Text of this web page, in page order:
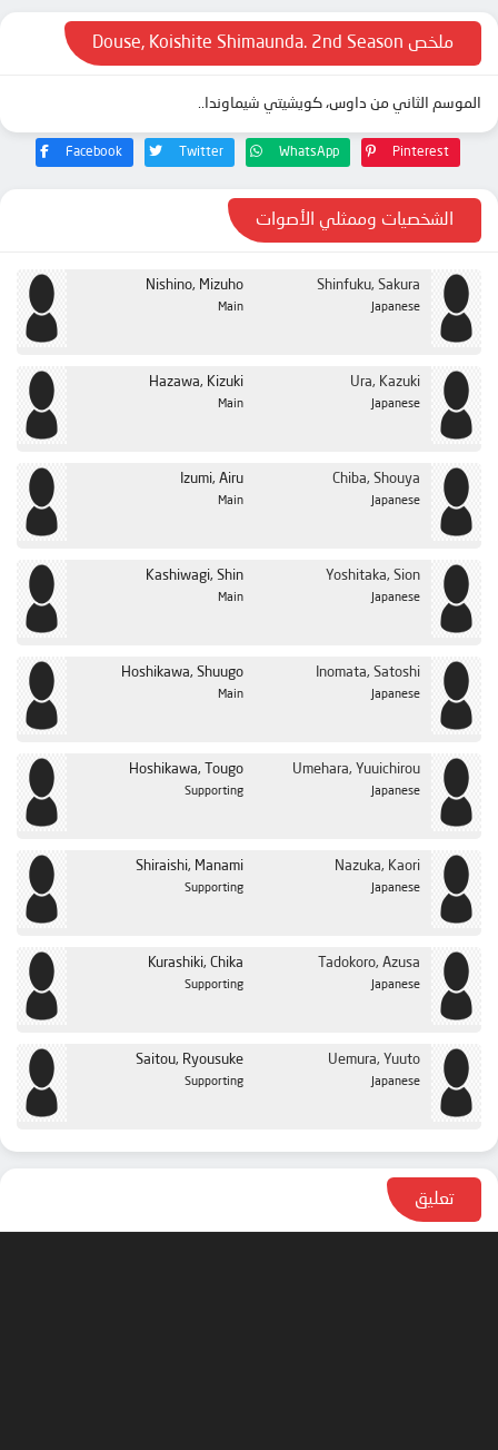
ملخص Douse, Koishite Shimaunda. 2nd Season
الموسم الثاني من داوس، كويشيتي شيماوندا..
Facebook Twitter WhatsApp Pinterest
الشخصيات وممثلي الأصوات
Nishino, Mizuho
Main
Shinfuku, Sakura
Japanese
Hazawa, Kizuki
Main
Ura, Kazuki
Japanese
Izumi, Airu
Main
Chiba, Shouya
Japanese
Kashiwagi, Shin
Main
Yoshitaka, Sion
Japanese
Hoshikawa, Shuugo
Main
Inomata, Satoshi
Japanese
Hoshikawa, Tougo
Supporting
Umehara, Yuuichirou
Japanese
Shiraishi, Manami
Supporting
Nazuka, Kaori
Japanese
Kurashiki, Chika
Supporting
Tadokoro, Azusa
Japanese
Saitou, Ryousuke
Supporting
Uemura, Yuuto
Japanese
تعليق